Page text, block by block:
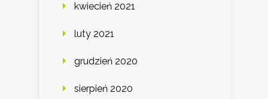
kwiecień 2021
luty 2021
grudzień 2020
sierpień 2020